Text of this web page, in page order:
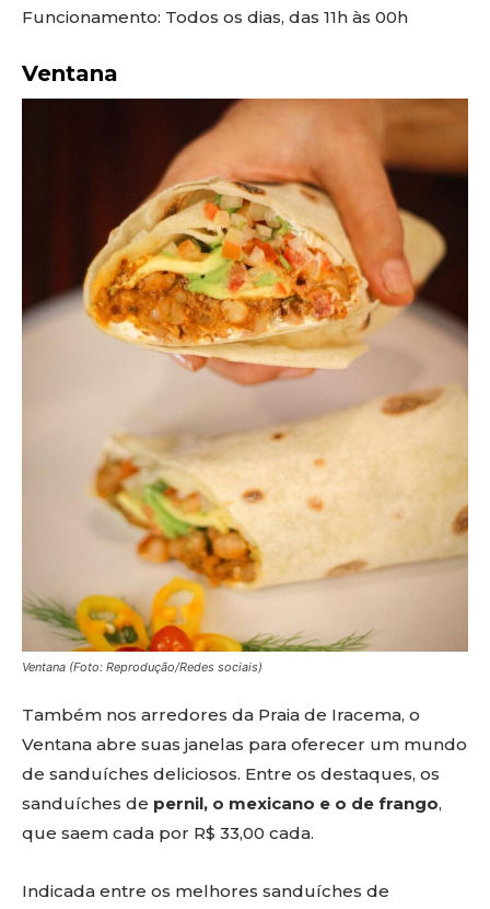
Funcionamento: Todos os dias, das 11h às 00h
Ventana
Ventana (Foto: Reprodução/Redes sociais)
Também nos arredores da Praia de Iracema, o
Ventana abre suas janelas para oferecer um mundo
de sanduíches deliciosos. Entre os destaques, os
sanduíches de pernil, o mexicano e o de frango,
que saem cada por R$ 33,00 cada.
Indicada entre os melhores sanduíches de